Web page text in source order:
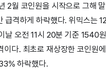
2월 코인원을 시작으로 그해
급격하게 하락했다. 위믹스는
날 오전 11시 20분 기준 1540
이다. 최초로 재상장한 코인원
하락했다.